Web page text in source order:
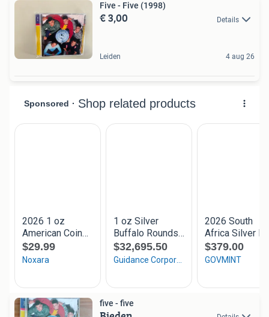
Five - Five (1998)
€ 3,00 Details
Leiden 4 aug 26
five - five